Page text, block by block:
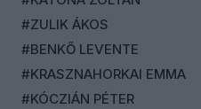
#ZULIK ÁKOS
#BENKŐ LEVENTE
#KRASZNAHORKAI EMMA
#KÓCZIÁN PÉTER